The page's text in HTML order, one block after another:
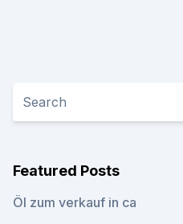
Featured Posts
Öl zum verkauf in ca